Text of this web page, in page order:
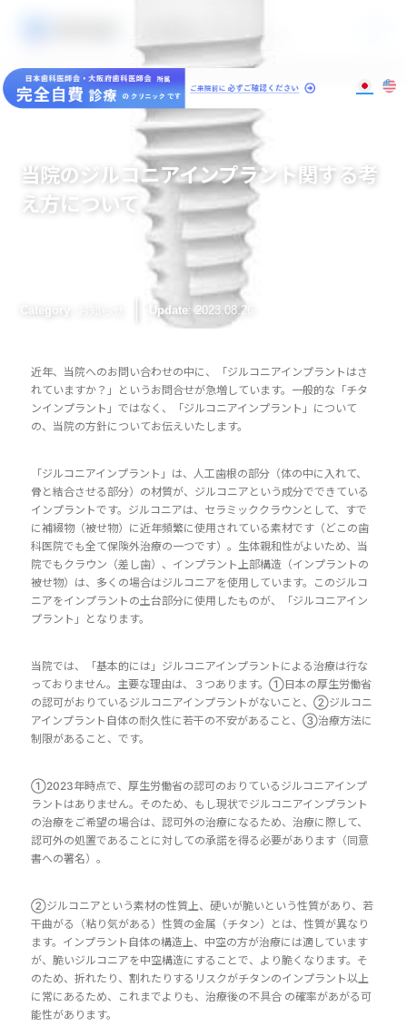
歯周病専門歯科 SPIDO(スピード)
当院のジルコニアインプラント関する考
え方について
Category Update: 2023.08.26
近年、当院へのお問い合わせの中に、「ジルコニアインプラントはさ
れていますか？」というお問合せが急増しています。一般的な「チタ
ンインプラント」ではなく、「ジルコニアインプラント」について
の、当院の方針についてお伝えいたします。
「ジルコニアインプラント」は、人工歯根の部分（体の中に入れて、
骨と結合させる部分）の材質が、ジルコニアという成分でできている
インプラントです。ジルコニアは、セラミッククラウンとして、すで
に補綴物（被せ物）に近年頻繁に使用されている素材です（どこの歯
科医院でも全て保険外治療の一つです）。生体親和性がよいため、当
院でもクラウン（差し歯）、インプラント上部構造（インプラントの
被せ物）は、多くの場合はジルコニアを使用しています。このジルコ
ニアをインプラントの土台部分に使用したものが、「ジルコニアイン
プラント」となります。
当院では、「基本的には」ジルコニアインプラントによる治療は行な
っておりません。主要な理由は、３つあります。①日本の厚生労働省
の認可がおりているジルコニアインプラントがないこと、②ジルコニ
アインプラント自体の耐久性に若干の不安があること、③治療方法に
制限があること、です。
①2023年時点で、厚生労働省の認可のおりているジルコニアインプ
ラントはありません。そのため、もし現状でジルコニアインプラント
の治療をご希望の場合は、認可外の治療になるため、治療に際して、
認可外の処置であることに対しての承諾を得る必要があります（同意
書への署名）。
②ジルコニアという素材の性質上、硬いが脆いという性質があり、若
干曲がる（粘り気がある）性質の金属（チタン）とは、性質が異なり
ます。インプラント自体の構造上、中空の方が治療には適しています
が、脆いジルコニアを中空構造にすることで、より脆くなります。そ
のため、折れたり、割れたりするリスクがチタンのインプラント以上
に常にあるため、これまでよりも、治療後の不具合 の確率があがる可
能性があります。